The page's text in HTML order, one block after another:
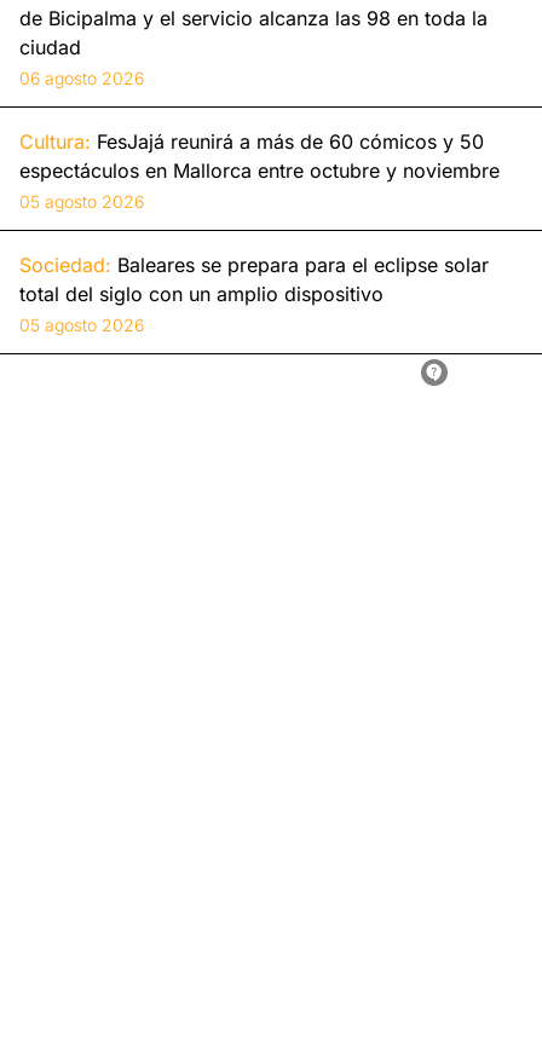
de Bicipalma y el servicio alcanza las 98 en toda la
ciudad
06 agosto 2026
Cultura: FesJajá reunirá a más de 60 cómicos y 50
espectáculos en Mallorca entre octubre y noviembre
05 agosto 2026
Sociedad: Baleares se prepara para el eclipse solar
total del siglo con un amplio dispositivo
05 agosto 2026